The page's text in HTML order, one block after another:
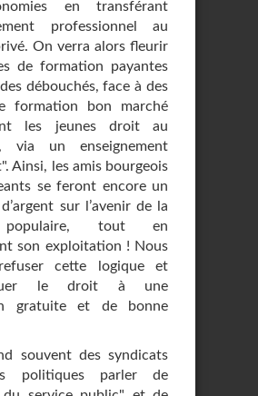
en transférant
professionnel au
On verra alors fleurir
de formation payantes
débouchés, face à des
formation bon marché
les jeunes droit au
via un enseignement
Ainsi, les amis bourgeois
se feront encore un
sur l’avenir de la
populaire, tout en
son exploitation ! Nous
cette logique et
le droit à une
gratuite et de bonne
souvent des syndicats
politiques parler de